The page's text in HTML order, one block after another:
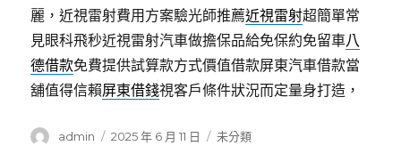
麗，近視雷射費用方案驗光師推薦近視雷射超簡單常
見眼科飛秒近視雷射汽車做擔保品給免保約免留車八
德借款免費提供試算款方式價值借款屏東汽車借款當
舖值得信賴屏東借錢視客戶條件狀況而定量身打造，
作
admin
發
2025 年 6 月 11 日
分
未分類